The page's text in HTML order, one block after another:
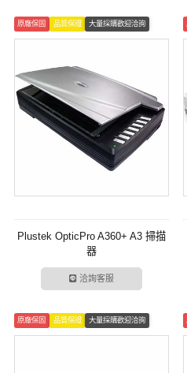
原廠保固 品質保證 大量採購歡迎洽詢
Plustek OpticPro A360+ A3 掃描
器
洽詢客服
原廠保固 品質保證 大量採購歡迎洽詢